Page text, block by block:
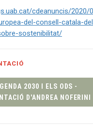
cdeanuncis/2020/
del-consell-catala-
sostenibilitat/
2030 I ELS ODS -
D'ANDREA NOFERINI